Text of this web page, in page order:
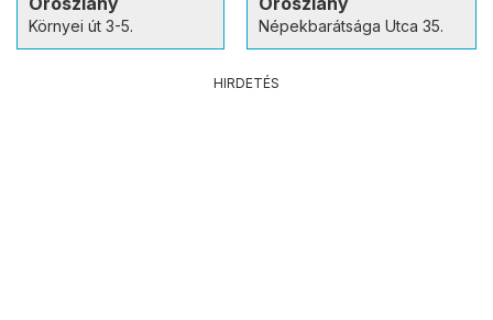
Környei út 3-5. Népekbarátsága Utca 35.
HIRDETÉS